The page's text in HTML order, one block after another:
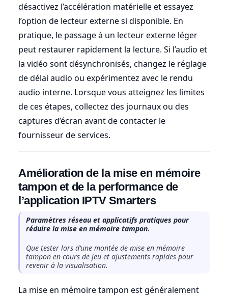
désactivez l’accélération matérielle et essayez
l’option de lecteur externe si disponible. En
pratique, le passage à un lecteur externe léger
peut restaurer rapidement la lecture. Si l’audio et
la vidéo sont désynchronisés, changez le réglage
de délai audio ou expérimentez avec le rendu
audio interne. Lorsque vous atteignez les limites
de ces étapes, collectez des journaux ou des
captures d’écran avant de contacter le
fournisseur de services.
Amélioration de la mise en mémoire
tampon et de la performance de
l’application IPTV Smarters
Paramètres réseau et applicatifs pratiques pour
réduire la mise en mémoire tampon.
Que tester lors d’une montée de mise en mémoire
tampon en cours de jeu et ajustements rapides pour
revenir à la visualisation.
La mise en mémoire tampon est généralement